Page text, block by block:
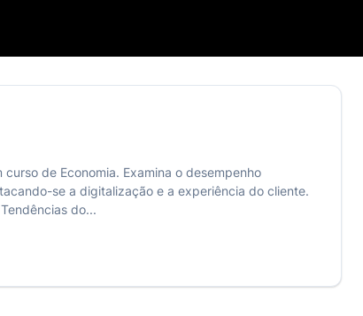
de Economia. Examina o desempenho
se a digitalização e a experiência do cliente.
do...